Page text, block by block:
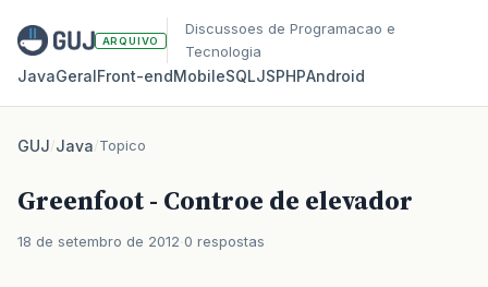
ARQUIVO
Discussoes de Programacao e
Tecnologia
JavaGeralFront‑endMobileSQLJSPHPAndroid
GUJ/Java/Topico
Greenfoot - Controe de elevador
18 de setembro de 2012 0 respostas